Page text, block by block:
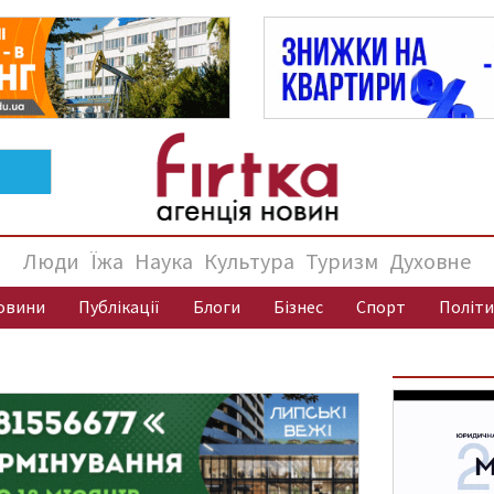
Люди Їжа Наука Культура Туризм Духовне
Публікації Блоги Бізнес Спорт